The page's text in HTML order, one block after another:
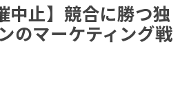
中止】競合に勝つ独
のマーケティング戦